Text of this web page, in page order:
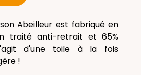
Abeilleur est fabriqué en
traité anti-retrait et 65%
d'une toile à la fois
!